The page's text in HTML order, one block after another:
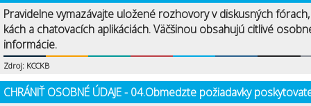
Pravidelne vymazávajte uložené rozhovory v diskusných fórach,
kách a chatovacích aplikáciách. Väčšinou obsahujú citlivé
informácie.
Zdroj: KCCKB
CHRÁNIŤ OSOBNÉ ÚDAJE - 04.Obmedzte požiadavky